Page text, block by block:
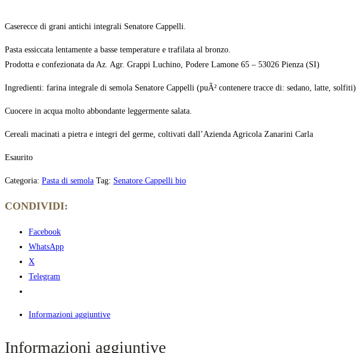
Caserecce di grani antichi integrali Senatore Cappelli.
Pasta essiccata lentamente a basse temperature e trafilata al bronzo.
Prodotta e confezionata da Az. Agr. Grappi Luchino, Podere Lamone 65 – 53026 Pienza (SI)
Ingredienti: farina integrale di semola Senatore Cappelli (puÃ² contenere tracce di: sedano, latte, solfiti)
Cuocere in acqua molto abbondante leggermente salata.
Cereali macinati a pietra e integri del germe, coltivati dall’Azienda Agricola Zanarini Carla
Esaurito
Categoria: Pasta di semola Tag: Senatore Cappelli bio
CONDIVIDI:
Facebook
WhatsApp
X
Telegram
Informazioni aggiuntive
Informazioni aggiuntive